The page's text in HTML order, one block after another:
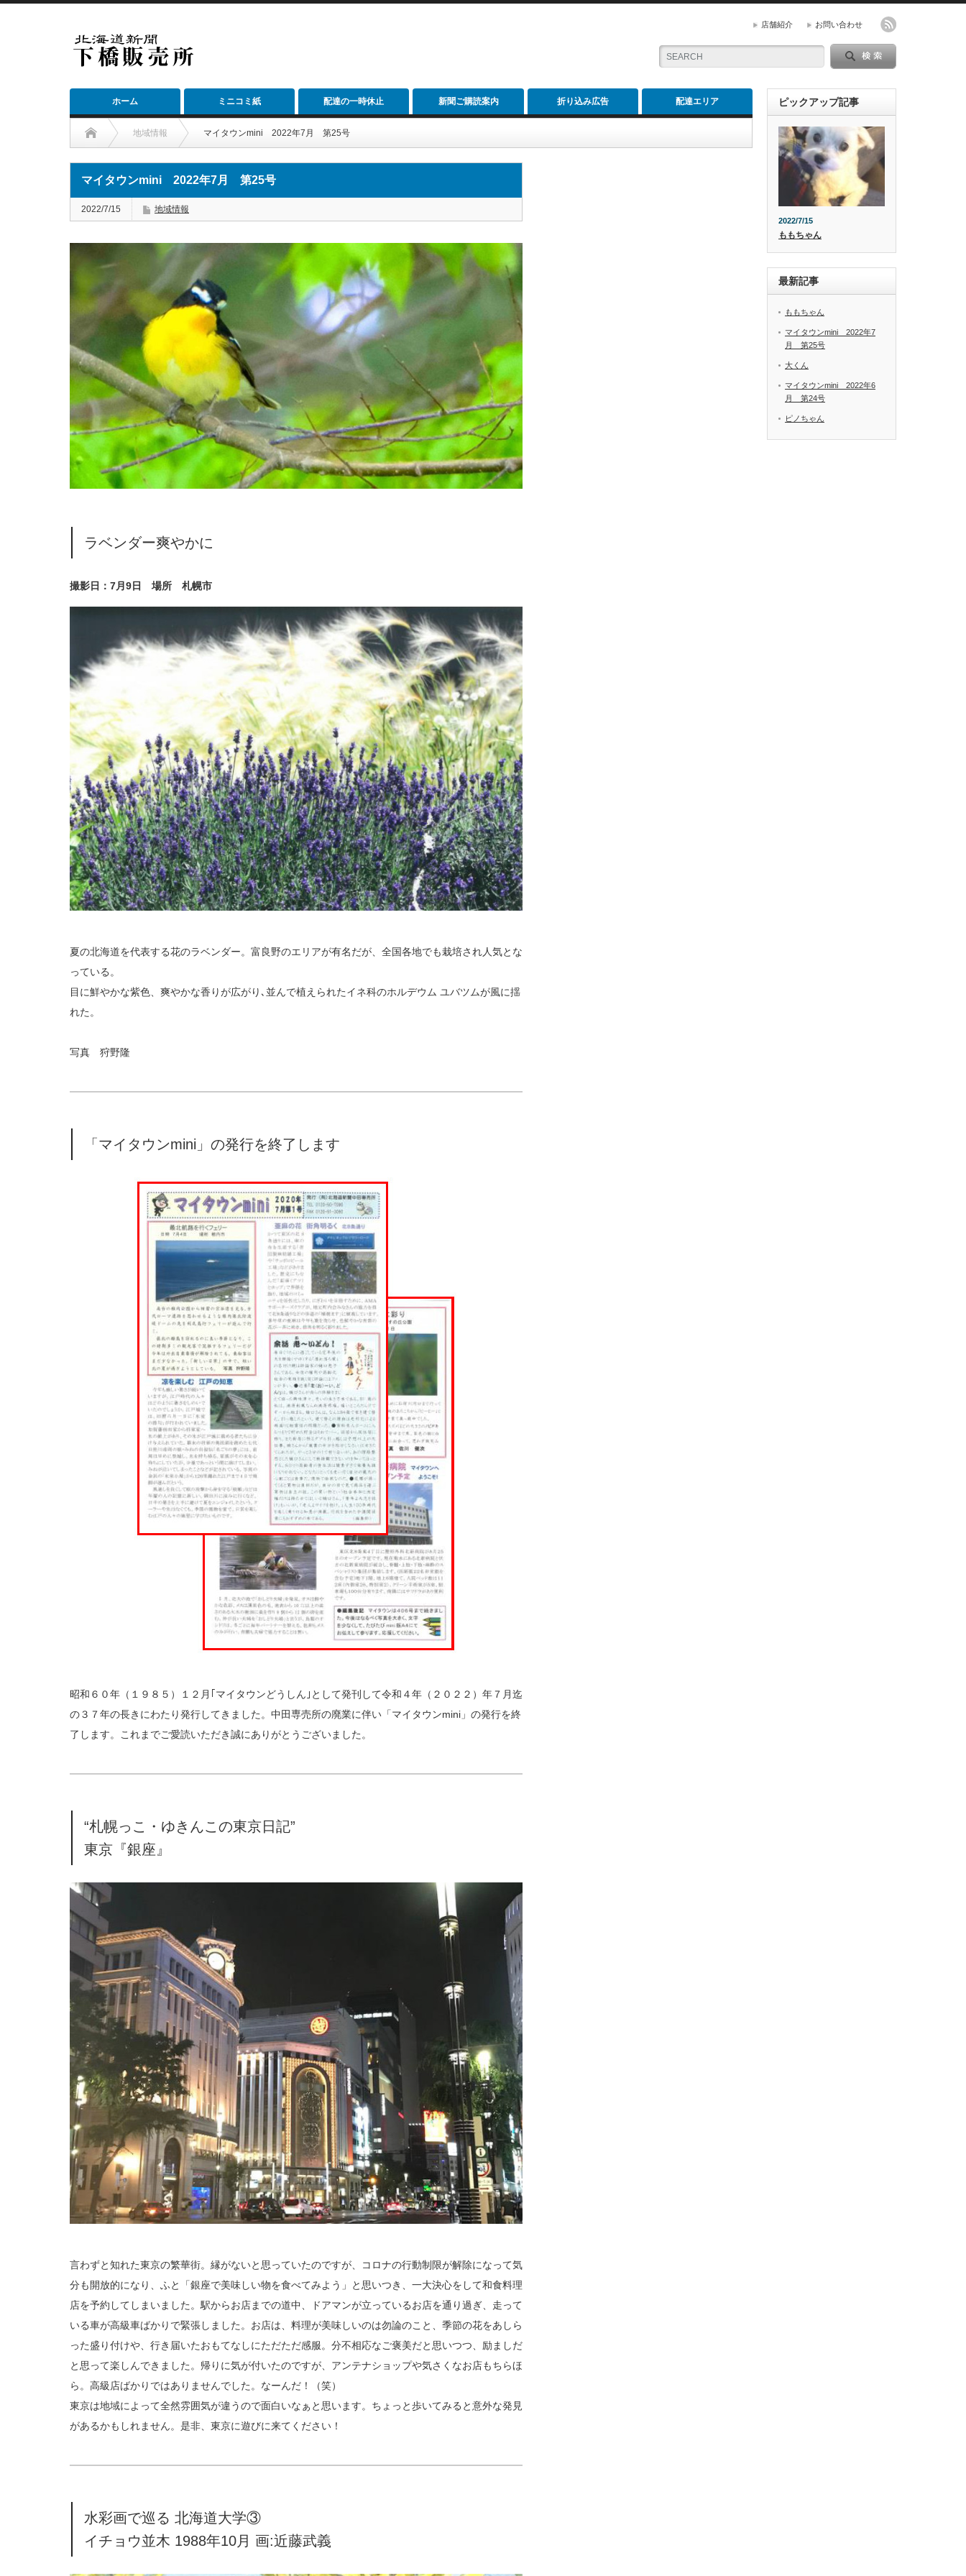
店舗紹介 お問い合わせ
ホーム ミニコミ紙 配達の一時休止 新聞ご購読案内 折り込み広告 配達エリア
地域情報 マイタウンmini 2022年7月 第25号
マイタウンmini 2022年7月 第25号
2022/7/15 地域情報
ラベンダー爽やかに
撮影日：7月9日 場所 札幌市
夏の北海道を代表する花のラベンダー。富良野のエリアが有名だが、全国各地でも栽培され人気とな
っている。
目に鮮やかな紫色、爽やかな香りが広がり､並んで植えられたイネ科のホルデウム ユバツムが風に揺
れた。
写真 狩野隆
「マイタウンmini」の発行を終了します
昭和６０年（１９８５）１２月｢マイタウンどうしん｣として発刊して令和４年（２０２２）年７月迄
の３７年の長きにわたり発行してきました。中田専売所の廃業に伴い「マイタウンmini」の発行を終
了します。これまでご愛読いただき誠にありがとうございました。
“札幌っこ・ゆきんこの東京日記”
東京『銀座』
言わずと知れた東京の繁華街。縁がないと思っていたのですが、コロナの行動制限が解除になって気
分も開放的になり、ふと「銀座で美味しい物を食べてみよう」と思いつき、一大決心をして和食料理
店を予約してしまいました。駅からお店までの道中、ドアマンが立っているお店を通り過ぎ、走って
いる車が高級車ばかりで緊張しました。お店は、料理が美味しいのは勿論のこと、季節の花をあしら
った盛り付けや、行き届いたおもてなしにただただ感服。分不相応なご褒美だと思いつつ、励ましだ
と思って楽しんできました。帰りに気が付いたのですが、アンテナショップや気さくなお店もちらほ
ら。高級店ばかりではありませんでした。なーんだ！（笑）
東京は地域によって全然雰囲気が違うので面白いなぁと思います。ちょっと歩いてみると意外な発見
があるかもしれません。是非、東京に遊びに来てください！
水彩画で巡る 北海道大学③
イチョウ並木 1988年10月 画:近藤武義
ピックアップ記事
2022/7/15
ももちゃん
最新記事
ももちゃん
マイタウンmini 2022年7
月 第25号
大くん
マイタウンmini 2022年6
月 第24号
ピノちゃん